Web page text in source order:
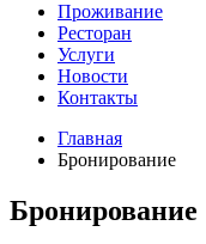
Проживание
Ресторан
Услуги
Новости
Контакты
Главная
Бронирование
Бронирование